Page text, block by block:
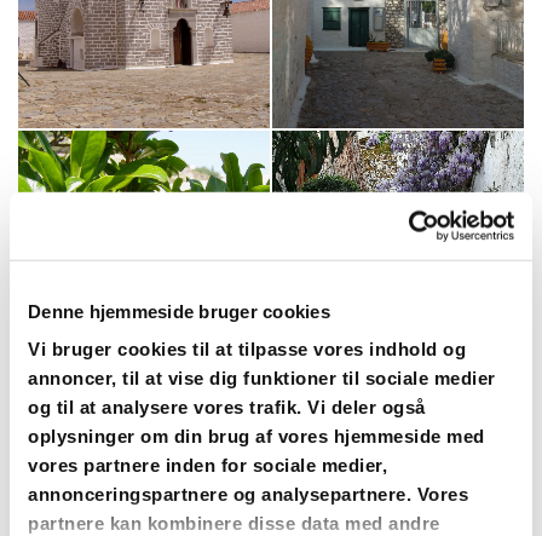
Denne hjemmeside bruger cookies
Vi bruger cookies til at tilpasse vores indhold og
annoncer, til at vise dig funktioner til sociale medier
og til at analysere vores trafik. Vi deler også
oplysninger om din brug af vores hjemmeside med
vores partnere inden for sociale medier,
annonceringspartnere og analysepartnere. Vores
partnere kan kombinere disse data med andre